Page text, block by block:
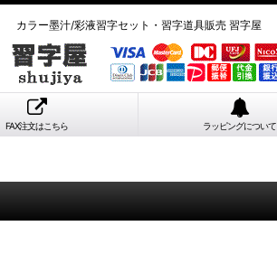
カラー墨汁/彩液習字セット・習字道具販売 習字屋
FAX注文はこちら ラッピングについて